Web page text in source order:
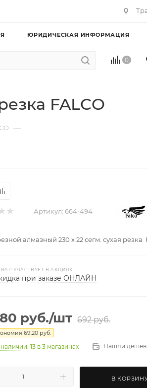
ЮРИДИЧЕСКАЯ ИНФОРМАЦИЯ
0
FALCO
—
Артикул: 664-494
алмазный 230 х 22 сегм. сухая резка
УЧАСТВУЕТ В АКЦИЯХ
при заказе ОНЛАЙН
руб./шт 692руб.
69.20 руб.
наличии: 13 в 3 магазинах Нашли
В